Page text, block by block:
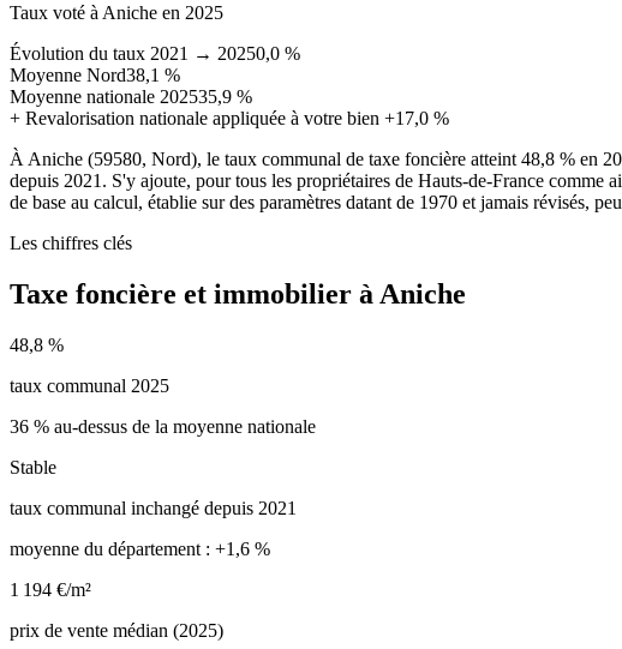
Taux voté à Aniche en 2025
Évolution du taux 2021 → 20250,0 %
Moyenne Nord38,1 %
Moyenne nationale 202535,9 %
+ Revalorisation nationale appliquée à votre bien +17,0 %
À Aniche (59580, Nord), le taux communal de taxe foncière atteint 48,8 % en
depuis 2021. S'y ajoute, pour tous les propriétaires de Hauts-de-France comme
de base au calcul, établie sur des paramètres datant de 1970 et jamais révisés,
Les chiffres clés
Taxe foncière et immobilier à Aniche
48,8 %
taux communal 2025
36 % au-dessus de la moyenne nationale
Stable
taux communal inchangé depuis 2021
moyenne du département : +1,6 %
1 194 €/m²
prix de vente médian (2025)